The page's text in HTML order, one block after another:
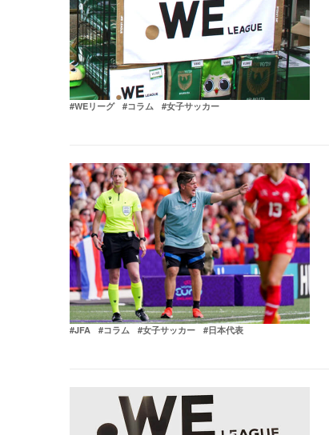
#WEリーグ #コラム #女子サッカー
#JFA #コラム #女子サッカー #日本代表